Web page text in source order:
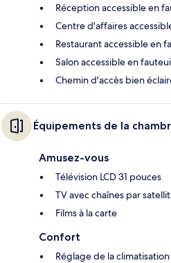
Réception accessible en
Centre d'affaires
Restaurant accessible en
Salon accessible en
Chemin d'accès bien
Équipements de la
Amusez-vous
Télévision LCD 31 pouces
TV avec chaînes par
Films à la carte
Confort
Réglage de la climatisation